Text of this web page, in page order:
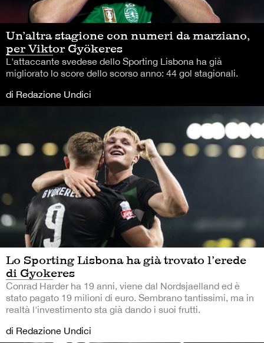
Un’altra stagione con numeri da marziano,
per Viktor Gyökeres
L'attaccante svedese dello Sporting Lisbona ha già
migliorato lo score dello scorso anno: 44 gol stagionali.
di Redazione Undici
Lo Sporting Lisbona ha già trovato l’erede
di Gyokeres
Conrad Harder ha 19 anni, viene dal Nordsjaelland ed è
stato pagato 19 milioni di euro. Sembrano tantissimi, ma in
realtà l'investimento sta già dando i suoi frutti.
di Redazione Undici